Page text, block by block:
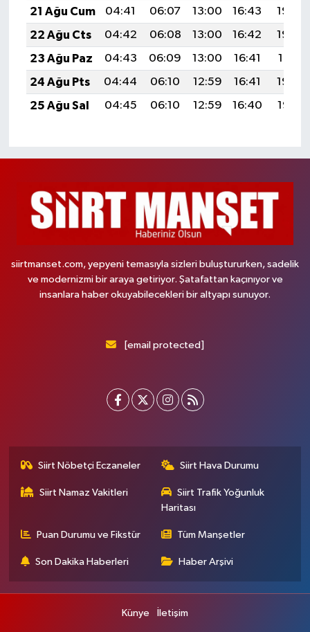
21 Ağu Cum
04:41 06:07 13:00 16:43
19:43
22 Ağu Cts
04:42 06:08 13:00 16:42
19:42
23 Ağu Paz
04:43 06:09 13:00 16:41
19:41
24 Ağu Pts
04:44 06:10 12:59 16:41
19:39
25 Ağu Sal
04:45 06:10 12:59 16:40 19:38
siirtmanset.com, yepyeni temasıyla sizleri buluştururken, sadelik
ve modernizmi bir araya getiriyor. Şatafattan kaçınıyor ve
insanlara haber okuyabilecekleri bir altyapı sunuyor.
[email protected]
Siirt Nöbetçi Eczaneler Siirt Hava Durumu
Siirt Namaz Vakitleri
Siirt Trafik Yoğunluk
Haritası
Puan Durumu ve Fikstür Tüm Manşetler
Son Dakika Haberleri Haber Arşivi
Künye İletişim